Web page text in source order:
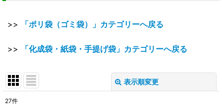
>> 「ポリ袋（ゴミ袋）」カテゴリーへ戻る
>> 「化成袋・紙袋・手提げ袋」カテゴリーへ戻る
表示順変更
27件